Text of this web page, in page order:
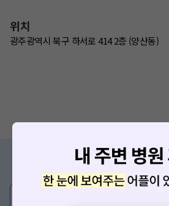
위치
광주광역시 북구 하서로 414 2층 (양산동)
증상/치료, 궁금한 점
의사가 직접 답해드